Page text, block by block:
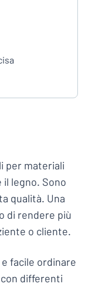
per materiali
il legno. Sono
qualità. Una
di rendere più
o cliente.
facile ordinare
differenti